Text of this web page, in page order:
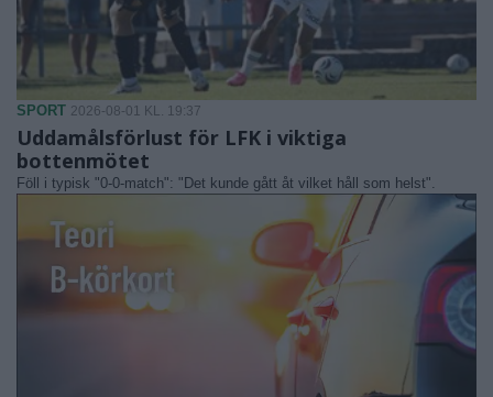
SPORT 2026-08-01 KL. 19:37
Uddamålsförlust för LFK i viktiga
bottenmötet
Föll i typisk "0-0-match": "Det kunde gått åt vilket håll som helst".